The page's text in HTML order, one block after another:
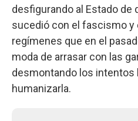
desfigurando al Estado de
sucedió con el fascismo
regímenes que en el
moda de arrasar con las
desmontando los intentos
humanizarla.